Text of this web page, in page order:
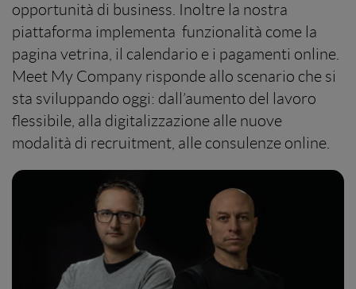
opportunità di business. Inoltre la nostra
piattaforma implementa funzionalità come la
pagina vetrina, il calendario e i pagamenti online.
Meet My Company risponde allo scenario che si
sta sviluppando oggi: dall’aumento del lavoro
flessibile, alla digitalizzazione alle nuove
modalità di recruitment, alle consulenze online.